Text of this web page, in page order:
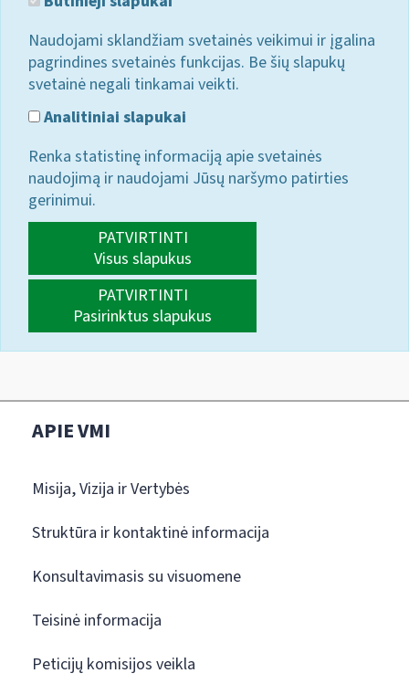
Naudojami sklandžiam svetainės veikimui ir įgalina
pagrindines svetainės funkcijas. Be šių slapukų
svetainė negali tinkamai veikti.
Analitiniai slapukai
Renka statistinę informaciją apie svetainės
naudojimą ir naudojami Jūsų naršymo patirties
gerinimui.
PATVIRTINTI
Visus slapukus
PATVIRTINTI
Pasirinktus slapukus
APIE VMI
Misija, Vizija ir Vertybės
Struktūra ir kontaktinė informacija
Konsultavimasis su visuomene
Teisinė informacija
Peticijų komisijos veikla